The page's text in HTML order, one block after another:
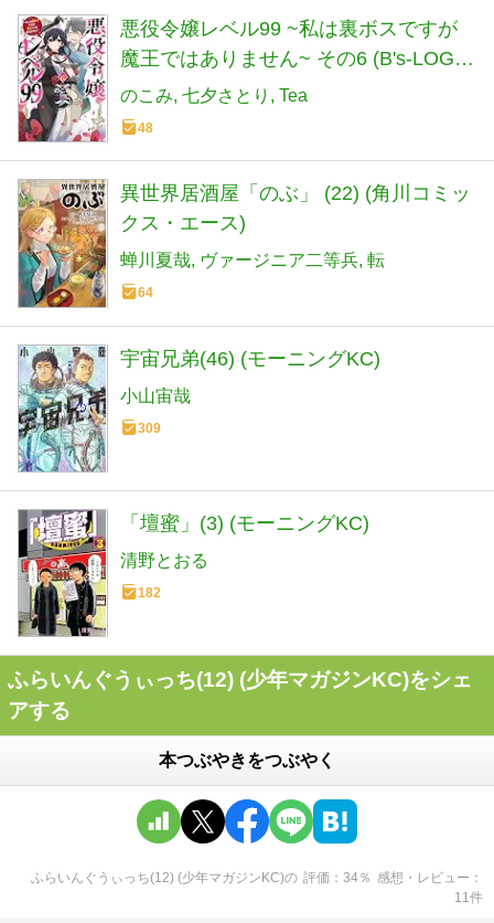
悪役令嬢レベル99 ~私は裏ボスですが
魔王ではありません~ その6 (B's-LOG
COMICS)
のこみ 七夕さとり Tea
48
異世界居酒屋「のぶ」 (22) (角川コミッ
クス・エース)
蝉川夏哉 ヴァージニア二等兵 転
64
宇宙兄弟(46) (モーニングKC)
小山宙哉
309
「壇蜜」(3) (モーニングKC)
清野とおる
182
ふらいんぐうぃっち(12) (少年マガジンKC)をシェ
アする
本つぶやきをつぶやく
ふらいんぐうぃっち(12) (少年マガジンKC)の 評価 34％ 感想・レビュー
11件